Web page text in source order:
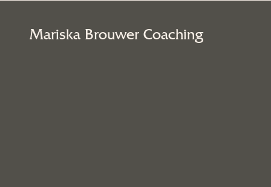
Mariska Brouwer Coaching